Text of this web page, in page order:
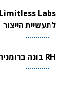
לתעשיית הייצור
RH בונה ברומניה תשתית ייצור ביטחוני ישראלית